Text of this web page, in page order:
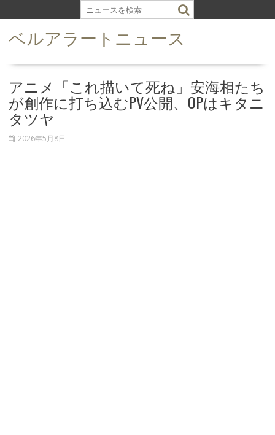
k
ベルアラートニュース
アニメ「これ描いて死ね」安海相たち
が創作に打ち込むPV公開、OPはキタニ
タツヤ
2026年5月8日